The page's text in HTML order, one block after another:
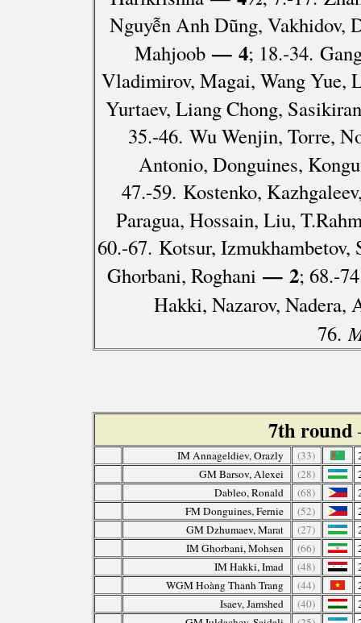
Nguyễn Anh Dũng, Vakhidov,
Mahjoob— 4; 18.-34.
Vladimirov, Magai, Wang Yue,
Yurtaev, Liang Chong,
35.-46. Wu Wenjin, Torre,
Antonio, Donguines,
47.-59. Kostenko,
Paragua, Hossain, Liu,
60.-67. Kotsur,
Ghorbani, Roghani — 2; 68.-
Hakki, Nazarov, Nadera,
76.
7th round
IM Annageldiev, Orazly (33)
GM Barsov, Alexei
(28)
Dableo, Ronald
(68)
FM Donguines, Fernie
(52)
GM Dzhumaev, Marat
(27)
IM Ghorbani, Mohsen
(66)
IM Hakki, Imad
(48)
WGM Hoàng Thanh Trang
(44)
Isaev, Jamshed
(40)